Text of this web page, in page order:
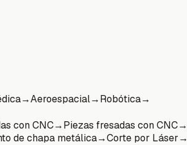
→Aeroespacial→Robótica→
con CNC→Piezas fresadas con CNC→
de chapa metálica→Corte por Láser→